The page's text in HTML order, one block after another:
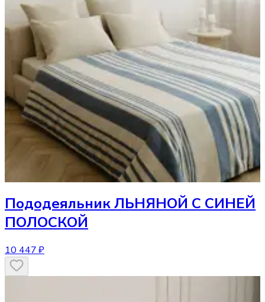
ПододеяльникЛЬНЯНОЙ С СИНЕЙ
ПОЛОСКОЙ
10 447 ₽